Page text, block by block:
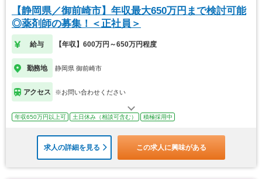
【静岡県／御前崎市】年収最大650万円まで検討可能
◎薬剤師の募集！＜正社員＞
給与 【年収】600万円～650万円程度
勤務地 静岡県 御前崎市
アクセス ※お問い合わせください
年収650万円以上可 土日休み（相談可含む） 積極採用中
求人の詳細を見る この求人に興味がある